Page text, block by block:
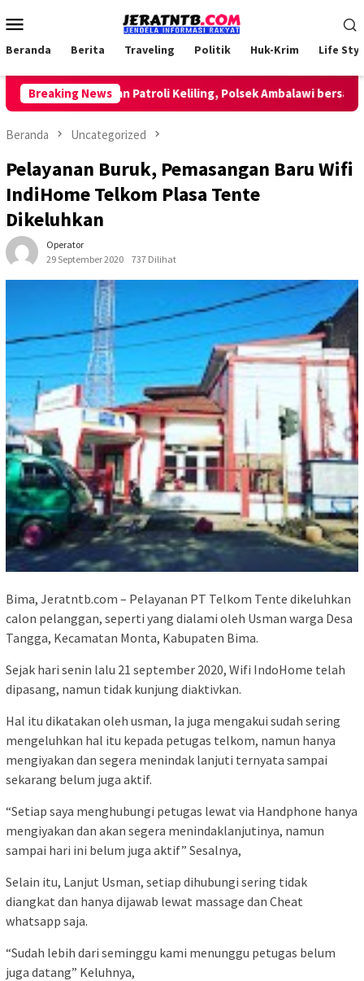
ke
Mobile
Beranda Berita Traveling Politik Huk-Krim Life
Breaking News
Lakukan Patroli Keliling, Polsek Ambalawi bersama TNI
Beranda Uncategorized
Pelayanan Buruk, Pemasangan Baru Wifi
IndiHome Telkom Plasa Tente
Dikeluhkan
Operator
29 September 2020
737 Dilihat
Bima, Jeratntb.com – Pelayanan PT Telkom Tente dikeluhkan
calon pelanggan, seperti yang dialami oleh Usman warga Desa
Tangga, Kecamatan Monta, Kabupaten Bima.
Sejak hari senin lalu 21 september 2020, Wifi IndoHome telah
dipasang, namun tidak kunjung diaktivkan.
Hal itu dikatakan oleh usman, Ia juga mengakui sudah sering
mengeluhkan hal itu kepada petugas telkom, namun hanya
mengiyakan dan segera menindak lanjuti ternyata sampai
sekarang belum juga aktif.
“Setiap saya menghubungi petugas lewat via Handphone hanya
mengiyakan dan akan segera menindaklanjutinya, namun
sampai hari ini belum juga aktif” Sesalnya,
Selain itu, Lanjut Usman, setiap dihubungi sering tidak
diangkat dan hanya dijawab lewat massage dan Cheat
whatsapp saja.
“Sudah lebih dari seminggu kami menunggu petugas belum
juga datang” Keluhnya,